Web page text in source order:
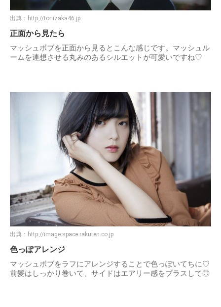
出典： http://toriizaka46.jp
正面から見たら
マッシュボブを正面から見るとこんな感じです。マッシュル
ームを連想させる丸みのあるシルエットが可愛いですね♡
出典： http://image.space.rakuten.co.jp
色っぽアレンジ
マッシュボブをラフにアレンジすることで色っぽいてちに♡
前髪はしっかり巻いて、サイドはエアリー感をプラスして◎